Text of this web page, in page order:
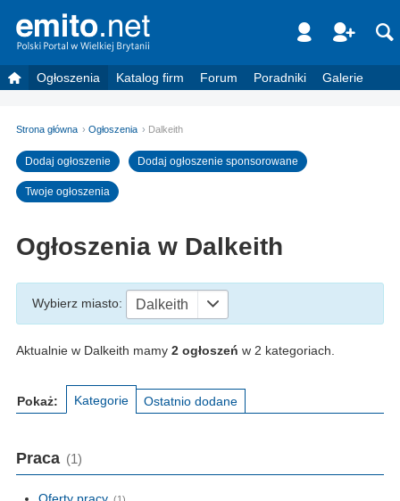
Ogłoszenia Katalog firm Forum Poradniki Galerie
Strona główna Ogłoszenia Dalkeith
Dodaj ogłoszenie Dodaj ogłoszenie sponsorowane
Twoje ogłoszenia
Ogłoszenia w Dalkeith
Wybierz miasto: Dalkeith
Aktualnie w Dalkeith mamy 2 ogłoszeń w 2 kategoriach.
Pokaż: Kategorie Ostatnio dodane
Praca (1)